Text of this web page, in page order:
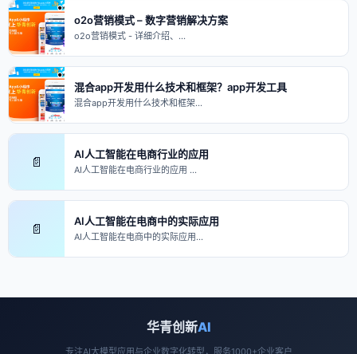
o2o营销模式 – 数字营销解决方案
o2o营销模式 - 详细介绍、…
混合app开发用什么技术和框架？app开发工具
混合app开发用什么技术和框架…
📄 AI人工智能在电商行业的应用
AI人工智能在电商行业的应用 …
📄 AI人工智能在电商中的实际应用
AI人工智能在电商中的实际应用…
华青创新AI
专注AI大模型应用与企业数字化转型，服务1000+企业客户